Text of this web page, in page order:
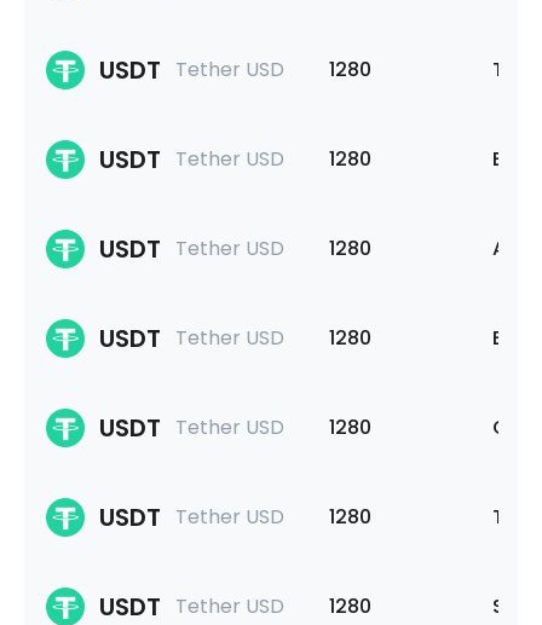
USDT Tether USD 1280
USDT Tether USD 1280
USDT Tether USD 1280
USDT Tether USD 1280
USDT Tether USD 1280 Op
USDT Tether USD 1280 Ton
USDT Tether USD 1280